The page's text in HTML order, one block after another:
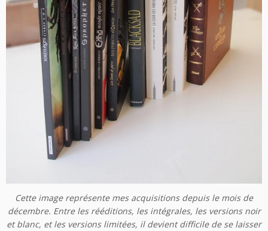
Cette image représente mes acquisitions depuis le mois de
décembre. Entre les rééditions, les intégrales, les versions noir
et blanc, et les versions limitées, il devient difficile de se laisser